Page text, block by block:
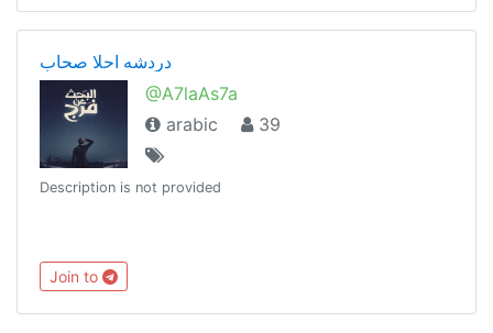
دردشه احلا صحاب
@A7laAs7a
arabic
39
Description is not provided
Join to